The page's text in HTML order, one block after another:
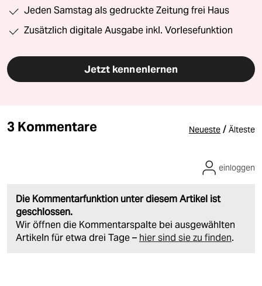
Jeden Samstag als gedruckte Zeitung frei Haus
Zusätzlich digitale Ausgabe inkl. Vorlesefunktion
Jetzt kennenlernen
3 Kommentare Neueste / Älteste
Die Kommentarfunktion unter diesem Artikel ist
geschlossen.
Wir öffnen die Kommentarspalte bei ausgewählten
Artikeln für etwa drei Tage – hier sind sie zu finden.
einloggen